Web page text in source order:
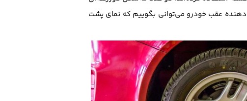
عقب خودرو می‌توانی بگوییم که نمای پشت